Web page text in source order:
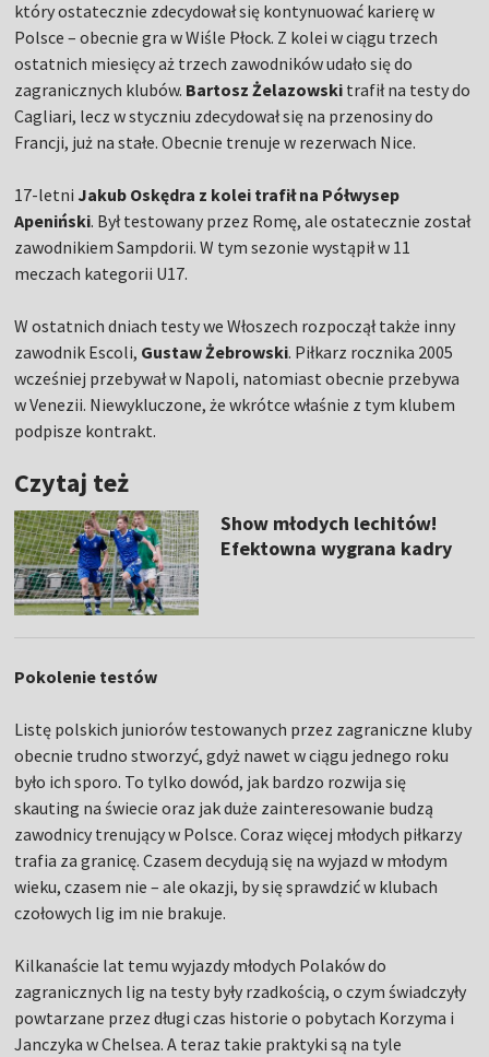
który ostatecznie zdecydował się kontynuować karierę w
Polsce – obecnie gra w Wiśle Płock. Z kolei w ciągu trzech
ostatnich miesięcy aż trzech zawodników udało się do
zagranicznych klubów. Bartosz Żelazowski trafił na testy do
Cagliari, lecz w styczniu zdecydował się na przenosiny do
Francji, już na stałe. Obecnie trenuje w rezerwach Nice.
17-letni Jakub Oskędra z kolei trafił na Półwysep
Apeniński. Był testowany przez Romę, ale ostatecznie został
zawodnikiem Sampdorii. W tym sezonie wystąpił w 11
meczach kategorii U17.
W ostatnich dniach testy we Włoszech rozpoczął także inny
zawodnik Escoli, Gustaw Żebrowski. Piłkarz rocznika 2005
wcześniej przebywał w Napoli, natomiast obecnie przebywa
w Venezii. Niewykluczone, że wkrótce właśnie z tym klubem
podpisze kontrakt.
Czytaj też
Show młodych lechitów!
Efektowna wygrana kadry
Pokolenie testów
Listę polskich juniorów testowanych przez zagraniczne kluby
obecnie trudno stworzyć, gdyż nawet w ciągu jednego roku
było ich sporo. To tylko dowód, jak bardzo rozwija się
skauting na świecie oraz jak duże zainteresowanie budzą
zawodnicy trenujący w Polsce. Coraz więcej młodych piłkarzy
trafia za granicę. Czasem decydują się na wyjazd w młodym
wieku, czasem nie – ale okazji, by się sprawdzić w klubach
czołowych lig im nie brakuje.
Kilkanaście lat temu wyjazdy młodych Polaków do
zagranicznych lig na testy były rzadkością, o czym świadczyły
powtarzane przez długi czas historie o pobytach Korzyma i
Janczyka w Chelsea. A teraz takie praktyki są na tyle